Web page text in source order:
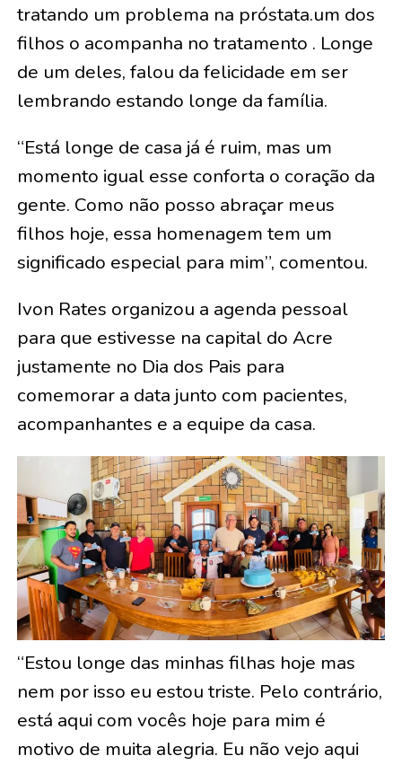
tratando um problema na próstata.um dos
filhos o acompanha no tratamento . Longe
de um deles, falou da felicidade em ser
lembrando estando longe da família.
“Está longe de casa já é ruim, mas um
momento igual esse conforta o coração da
gente. Como não posso abraçar meus
filhos hoje, essa homenagem tem um
significado especial para mim”, comentou.
Ivon Rates organizou a agenda pessoal
para que estivesse na capital do Acre
justamente no Dia dos Pais para
comemorar a data junto com pacientes,
acompanhantes e a equipe da casa.
“Estou longe das minhas filhas hoje mas
nem por isso eu estou triste. Pelo contrário,
está aqui com vocês hoje para mim é
motivo de muita alegria. Eu não vejo aqui